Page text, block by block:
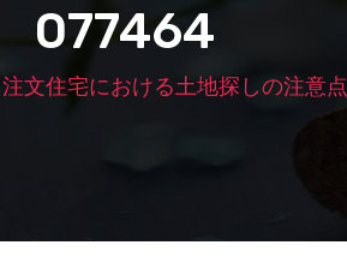
077464
注文住宅における土地探しの注意点